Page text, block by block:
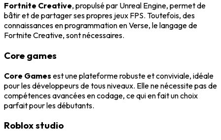
Fortnite Creative, propulsé par Unreal Engine, permet de
bâtir et de partager ses propres jeux FPS. Toutefois, des
connaissances en programmation en Verse, le langage de
Fortnite Creative, sont nécessaires.
Core games
Core Games est une plateforme robuste et conviviale, idéale
pour les développeurs de tous niveaux. Elle ne nécessite pas de
compétences avancées en codage, ce qui en fait un choix
parfait pour les débutants.
Roblox studio